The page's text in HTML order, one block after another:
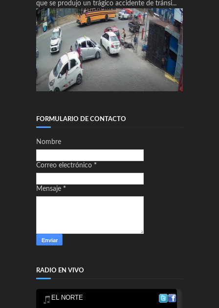
que se produjo un trágico accidente de tránsi...
FORMULARIO DE CONTACTO
Nombre
Correo electrónico *
Mensaje *
RADIO EN VIVO